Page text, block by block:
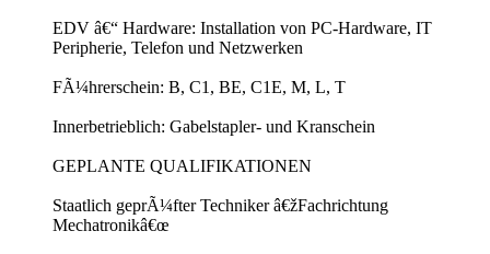
EDV â€“ Hardware: Installation von PC-Hardware, IT
Peripherie, Telefon und Netzwerken
FÃ¼hrerschein: B, C1, BE, C1E, M, L, T
Innerbetrieblich: Gabelstapler- und Kranschein
GEPLANTE QUALIFIKATIONEN
Staatlich geprÃ¼fter Techniker â€žFachrichtung
Mechatronikâ€œ